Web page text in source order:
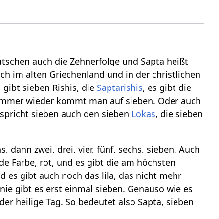
auch die Zehnerfolge und Sapta heißt
im alten Griechenland und in der christlichen
gibt sieben Rishis, die Saptarishis, es gibt die
wieder kommt man auf sieben. Oder auch
sieben auch den sieben Lokas, die sieben
dann zwei, drei, vier, fünf, sechs, sieben. Auch
Farbe, rot, und es gibt die am höchsten
es gibt auch noch das lila, das nicht mehr
gibt es erst einmal sieben. Genauso wie es
heilige Tag. So bedeutet also Sapta, sieben